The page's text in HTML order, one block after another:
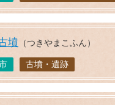
墳 （つきやまこふん）
古墳・遺跡